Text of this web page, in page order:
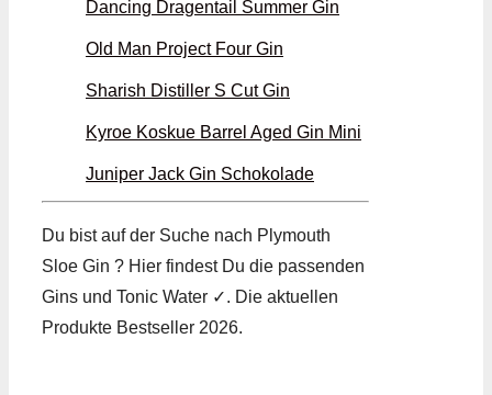
Dancing Dragentail Summer Gin
Old Man Project Four Gin
Sharish Distiller S Cut Gin
Kyroe Koskue Barrel Aged Gin Mini
Juniper Jack Gin Schokolade
Du bist auf der Suche nach Plymouth
Sloe Gin ? Hier findest Du die passenden
Gins und Tonic Water ✓. Die aktuellen
Produkte Bestseller 2026.